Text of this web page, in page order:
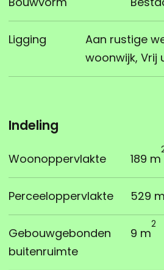
Ligging
Aan rustige
woonwijk, Vrij
Indeling
Woonoppervlakte 189 m
Perceeloppervlakte 529 m
Gebouwgebonden
buitenruimte
9 m
2